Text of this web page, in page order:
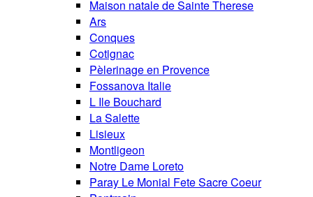
Maison natale de Sainte Therese
Ars
Conques
Cotignac
Pèlerinage en Provence
Fossanova Italie
L Ile Bouchard
La Salette
Lisieux
Montligeon
Notre Dame Loreto
Paray Le Monial Fete Sacre Coeur